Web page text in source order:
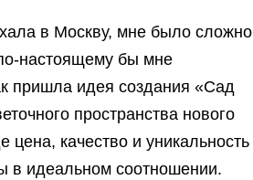
в Москву, мне было сложно
настоящему бы мне
пришла идея создания «Сад
пространства нового
цена, качество и уникальность
в идеальном соотношении.